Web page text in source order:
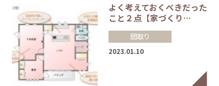
よく考えておくべきだった
こと２点【家づくり…
間取り
2023.01.10